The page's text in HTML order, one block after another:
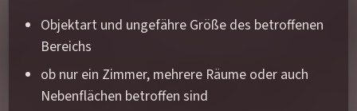
Objektart und ungefähre Größe des betroffenen
Bereichs
ob nur ein Zimmer, mehrere Räume oder auch
Nebenflächen betroffen sind